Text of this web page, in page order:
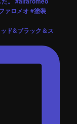
ド&ブラック＆ス